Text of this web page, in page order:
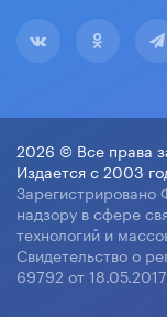
2026 © Все права
Издается с 2003
Зарегистрировано
надзору в сфере
технологий и
Свидетельство о
69792 от 18.05.2017